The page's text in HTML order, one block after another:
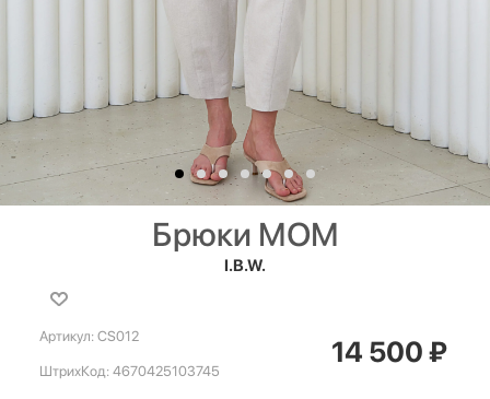
Брюки МОМ
I.B.W.
Артикул: CS012
ШтрихКод: 4670425103745
14 500₽